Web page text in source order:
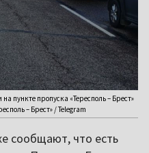
пункте пропуска «Тересполь – Брест»
– Брест» / Telegram
сообщают, что есть